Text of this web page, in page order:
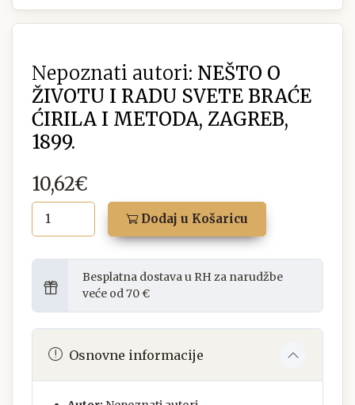
Nepoznati autori: NEŠTO O
ŽIVOTU I RADU SVETE BRAĆE
ĆIRILA I METODA, ZAGREB,
1899.
10,62€
Dodaj u Košaricu
Besplatna dostava u RH za narudžbe
veće od 70 €
Osnovne informacije